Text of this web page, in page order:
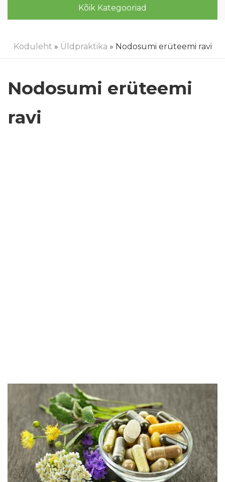
Kõik Kategooriad
Koduleht » Üldpraktika » Nodosumi erüteemi ravi
Nodosumi erüteemi
ravi